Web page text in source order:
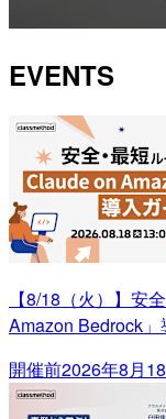
EVENTS
【8/18（火）】安
Amazon Bedrock」
開催前2026年8月